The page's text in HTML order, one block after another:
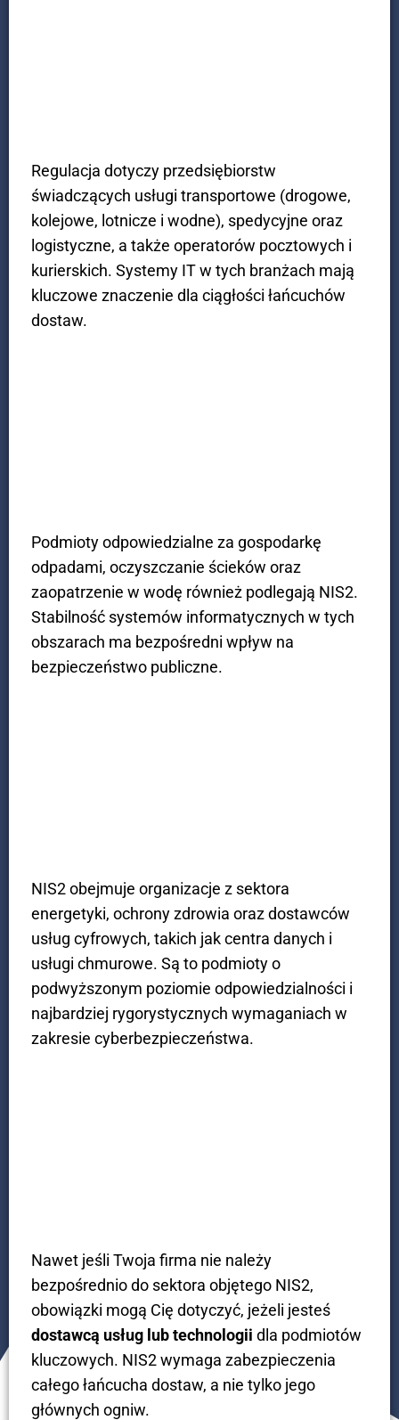
Regulacja dotyczy przedsiębiorstw
świadczących usługi transportowe (drogowe,
kolejowe, lotnicze i wodne), spedycyjne oraz
logistyczne, a także operatorów pocztowych i
kurierskich. Systemy IT w tych branżach mają
kluczowe znaczenie dla ciągłości łańcuchów
dostaw.
Podmioty odpowiedzialne za gospodarkę
odpadami, oczyszczanie ścieków oraz
zaopatrzenie w wodę również podlegają NIS2.
Stabilność systemów informatycznych w tych
obszarach ma bezpośredni wpływ na
bezpieczeństwo publiczne.
NIS2 obejmuje organizacje z sektora
energetyki, ochrony zdrowia oraz dostawców
usług cyfrowych, takich jak centra danych i
usługi chmurowe. Są to podmioty o
podwyższonym poziomie odpowiedzialności i
najbardziej rygorystycznych wymaganiach w
zakresie cyberbezpieczeństwa.
Nawet jeśli Twoja firma nie należy
bezpośrednio do sektora objętego NIS2,
obowiązki mogą Cię dotyczyć, jeżeli jesteś
dostawcą usług lub technologii dla podmiotów
kluczowych. NIS2 wymaga zabezpieczenia
całego łańcucha dostaw, a nie tylko jego
głównych ogniw.